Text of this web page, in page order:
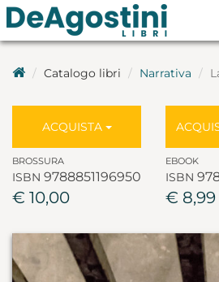
Catalogo libri Narrativa
ACQUISTA
BROSSURA
ISBN 9788851196950
€ 10,00
EBOOK
ISBN
€ 8,99